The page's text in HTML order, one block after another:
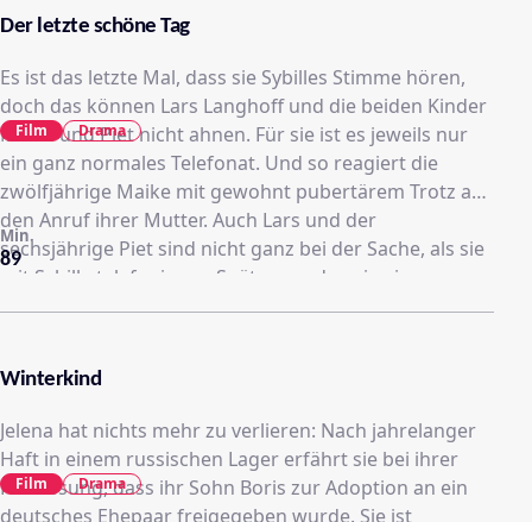
Der letzte schöne Tag
Es ist das letzte Mal, dass sie Sybilles Stimme hören,
doch das können Lars Langhoff und die beiden Kinder
Maike und Piet nicht ahnen. Für sie ist es jeweils nur
ein ganz normales Telefonat. Und so reagiert die
zwölfjährige Maike mit gewohnt pubertärem Trotz auf
den Anruf ihrer Mutter. Auch Lars und der
sechsjährige Piet sind nicht ganz bei der Sache, als sie
mit Sybille telefonieren. Später werden sie ein
schlechtes Gewissen haben, doch was geschehen ist,
89
Min.
Film Drama
Winterkind
Jelena hat nichts mehr zu verlieren: Nach jahrelanger
Haft in einem russischen Lager erfährt sie bei ihrer
Freilassung, dass ihr Sohn Boris zur Adoption an ein
deutsches Ehepaar freigegeben wurde. Sie ist
Film Drama